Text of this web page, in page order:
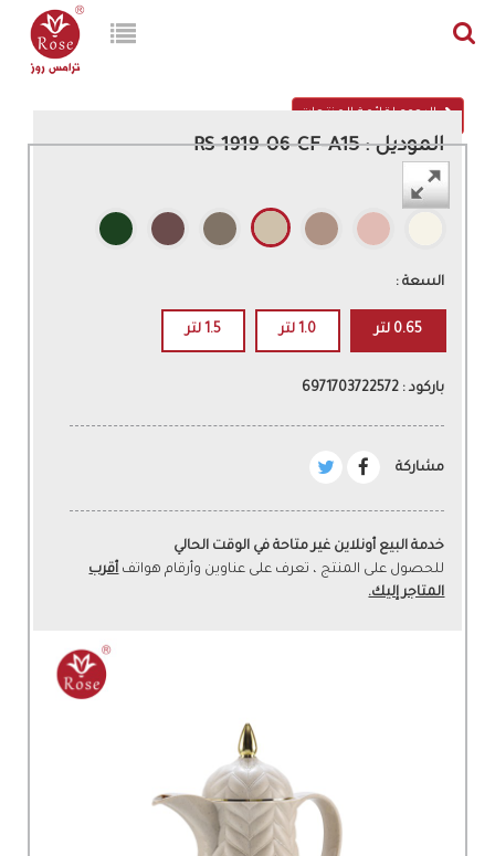
الرجوع لقائمة المنتجات
الموديل : RS-1919-06-CF-A15
اللون :
السعة :
0.65 لتر 1.0 لتر 1.5 لتر
باركود : 6971703722572
مشاركة
خدمة البيع أونلاين غير متاحة في الوقت الحالي
للحصول على المنتج ، تعرف على عناوين وأرقام هواتفأقرب
المتاجر إليك.